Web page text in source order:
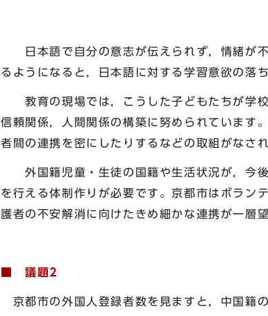
日本語で自分の意志が伝えられず，情緒が不
るようになると，日本語に対する学習意欲の落
教育の現場では，こうした子どもたちが学校
信頼関係，人間関係の構築に努められています
者間の連携を密にしたりするなどの取組がなさ
外国籍児童・生徒の国籍や生活状況が，今後
を行える体制作りが必要です。京都市はボラン
護者の不安解消に向けたきめ細かな連携が一層
■ 議題2
京都市の外国人登録者数を見ますと，中国